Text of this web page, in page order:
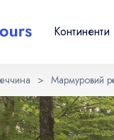
Континенти
> Мармуровий